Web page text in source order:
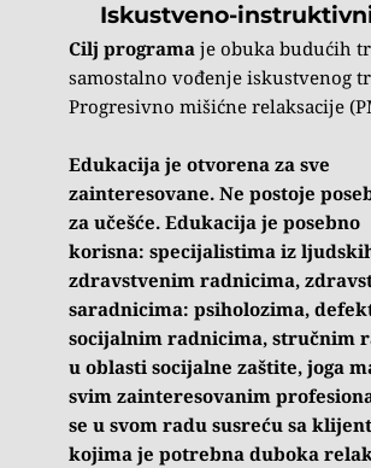
Iskustveno-
Cilj programa je obuka budućih
samostalno vođenje iskustvenog
Progresivno mišićne relaksacije
Edukacija je otvorena za sve
zainteresovane. Ne postoje
za učešće. Edukacija je posebno
korisna: specijalistima iz
zdravstvenim radnicima,
saradnicima: psiholozima,
socijalnim radnicima, stručnim
u oblasti socijalne zaštite, joga
svim zainteresovanim
se u svom radu susreću sa
kojima je potrebna duboka